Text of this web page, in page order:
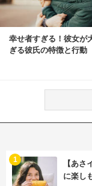
幸せ者すぎる！彼女が
ぎる彼氏の特徴と行動
【あ
に楽し
1